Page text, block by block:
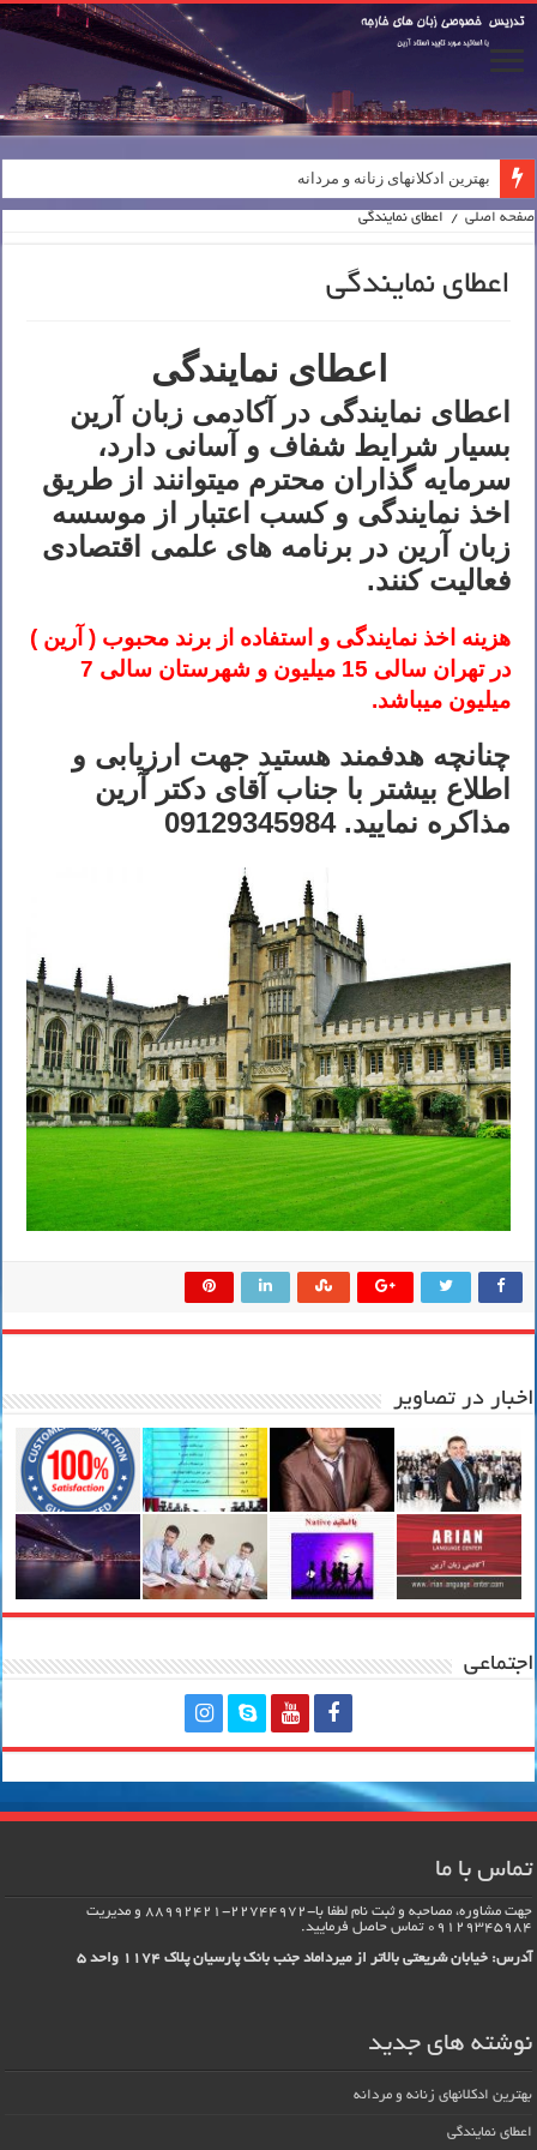
بهترین ادکلانهای زنانه و مردانه
صفحه اصلی / اعطای نمایندگی
اعطای نمایندگی
اعطای نمایندگی
اعطای نمایندگی در آکادمی زبان آرین
بسیار شرایط شفاف و آسانی دارد،
سرمایه گذاران محترم میتوانند از طریق
اخذ نمایندگی و کسب اعتبار از موسسه
زبان آرین در برنامه های علمی اقتصادی
فعالیت کنند.
هزینه اخذ نمایندگی و استفاده از برند محبوب ( آرین )
در تهران سالی 15 میلیون و شهرستان سالی 7
میلیون میباشد.
چنانچه هدفمند هستید جهت ارزیابی و
اطلاع بیشتر با جناب آقای دکتر آرین
مذاکره نمایید. 09129345984
اخبار در تصاویر
اجتماعی
تماس با ما
جهت مشاوره، مصاحبه و ثبت نام لطفا با-22744972-88992421 و مدیریت
09129345984 تماس حاصل فرماييد.
آدرس: خیابان شریعتی بالاتر از میرداماد جنب بانک پارسیان پلاک 1174 واحد 5
نوشته های جدید
بهترین ادکلانهای زنانه و مردانه
اعطای نمایندگی